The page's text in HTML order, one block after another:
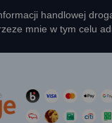
handlowej
mnie w tym celu